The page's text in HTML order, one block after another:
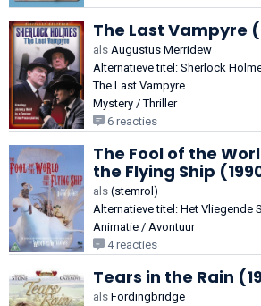
The Last Vampyre
als Augustus Merridew
Alternatieve titel: Sherlock
The Last Vampyre
Mystery / Thriller
6 reacties
The Fool of the
the Flying Ship
als (stemrol)
Alternatieve titel: Het Vliegende
Animatie / Avontuur
4 reacties
Tears in the Rain
als Fordingbridge